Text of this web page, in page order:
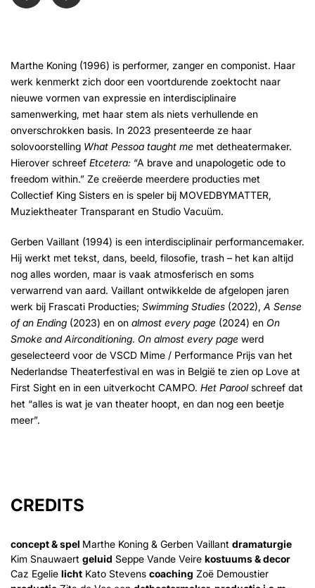
Marthe Koning (1996) is performer, zanger en componist. Haar
werk kenmerkt zich door een voortdurende zoektocht naar
nieuwe vormen van expressie en interdisciplinaire
samenwerking, met haar stem als niets verhullende en
onverschrokken basis. In 2023 presenteerde ze haar
solovoorstelling What Pessoa taught me met detheatermaker.
Hierover schreef Etcetera: “A brave and unapologetic ode to
freedom within.” Ze creëerde meerdere producties met
Collectief King Sisters en is speler bij MOVEDBYMATTER,
Muziektheater Transparant en Studio Vacuüm.
Gerben Vaillant (1994) is een interdisciplinair performancemaker.
Hij werkt met tekst, dans, beeld, filosofie, trash – het kan altijd
nog alles worden, maar is vaak atmosferisch en soms
verwarrend van aard. Vaillant ontwikkelde de afgelopen jaren
werk bij Frascati Producties; Swimming Studies (2022), A Sense
of an Ending (2023) en on almost every page (2024) en On
Smoke and Airconditioning. On almost every page werd
geselecteerd voor de VSCD Mime / Performance Prijs van het
Nederlandse Theaterfestival en was in België te zien op Love at
First Sight en in een uitverkocht CAMPO. Het Paroolschreef dat
het “alles is wat je van theater hoopt, en dan nog een beetje
meer”.
CREDITS
concept & spel Marthe Koning & Gerben Vaillant dramaturgie
Kim Snauwaert geluid Seppe Vande Veire kostuums & decor
Caz Egelie licht Kato Stevens coaching Zoë Demoustier